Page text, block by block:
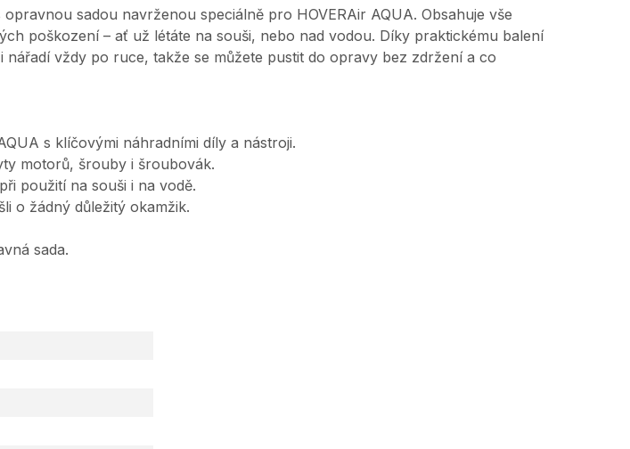
sadou navrženou speciálně pro HOVERAir AQUA. Obsahuje vše
poškození – ať už létáte na souši, nebo nad vodou. Díky praktickému balení
nářadí vždy po ruce, takže se můžete pustit do opravy bez zdržení a co
s klíčovými náhradními díly a nástroji.
motorů, šrouby i šroubovák.
použití na souši i na vodě.
o žádný důležitý okamžik.
sada.